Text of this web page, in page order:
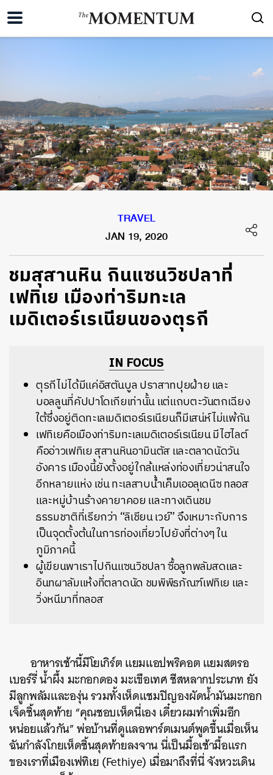
TRAVEL
JAN 19, 2020
ชมสุสานหิน กินแซนวิชปลาที่
เฟทิเย เมืองท่าริมทะเล
เมดิเตอร์เรเนียนของตุรกี
IN FOCUS
ตุรกีไม่ได้มีแค่อิสตันบูล ปราสาทปุยฝ้าย และ
บอลลูนที่คัปปาโดเกียเท่านั้น แต่แถบตะวันตกเฉียง
ใต้ซึ่งอยู่ติดทะเลเมดิเตอร์เรเนียนก็มีเสน่ห์ไม่แพ้กัน
เฟทิเยคือเมืองท่าริมทะเลเมดิเตอร์เรเนียน มีไฮไลต์
คืออ่าวเฟทิเย สุสานหินอามินตัส และตลาดนัดวัน
อังคาร เมืองนี้ยังตั้งอยู่ใกล้แหล่งท่องเที่ยวน่าสนใจ
อีกหลายแห่ง เช่น ทะเลสาบน้ำเค็มเออลุเดนีซ ทลอส
และหมู่บ้านร้างคายาคอย และทางเดินชม
ธรรมชาติที่เรียกว่า “ลิเชียน เวย์” จึงเหมาะกับการ
เป็นจุดตั้งต้นในการท่องเที่ยวไปยังที่ต่างๆ ใน
ภูมิภาคนี้
ผู้เขียนพาเราไปกินแซนวิชปลา ซื้อลูกพลัมสดและ
อินทผาลัมแห้งที่ตลาดนัด ชมพิพิธภัณฑ์เฟทิเย และ
วิ่งหนีมาที่ทลอส
อาหารเช้านี้มีโยเกิร์ต แยมแอปพริคอต แยมสตรอ
เบอร์รี่ น้ำผึ้ง มะกอกดอง มะเขือเทศ ชีสหลากประเภท ยัง
มีลูกพลัมและองุ่น รวมทั้งเห็ดแชมปิญองผัดน้ำมันมะกอก
เจ็ดชิ้นสุดท้าย “คุณชอบเห็ดนี่เอง เดี๋ยวผมทำเพิ่มอีก
หน่อยแล้วกัน” พ่อบ้านที่ดูแลอพาร์ตเมนต์พูดขึ้นเมื่อเห็น
ฉันกำลังโกยเห็ดชิ้นสุดท้ายลงจาน นี่เป็นมื้อเช้ามื้อแรก
ของเราที่เมืองเฟทิเย (Fethiye) เมื่อมาถึงที่นี่ จังหวะเดิน